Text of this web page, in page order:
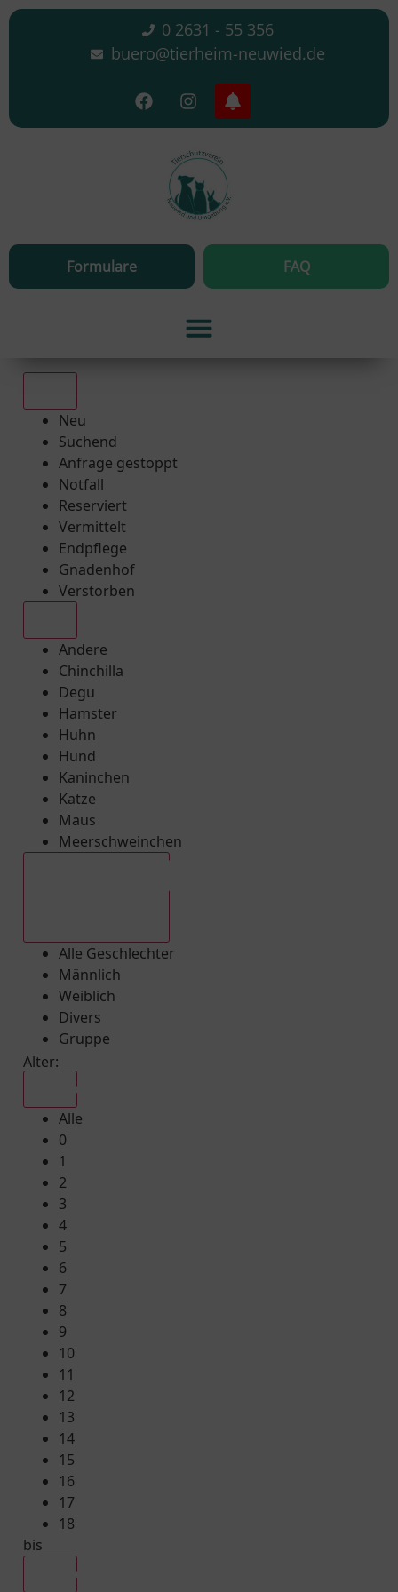
0 2631 - 55 356
buero@tierheim-neuwied.de
Formulare FAQ
Neu
Suchend
Anfrage gestoppt
Notfall
Reserviert
Vermittelt
Endpflege
Gnadenhof
Verstorben
Andere
Chinchilla
Degu
Hamster
Huhn
Hund
Kaninchen
Katze
Maus
Meerschweinchen
Alle Geschlechter
Männlich
Weiblich
Divers
Gruppe
Alter:
Alle
0
1
2
3
4
5
6
7
8
9
10
11
12
13
14
15
16
17
18
bis